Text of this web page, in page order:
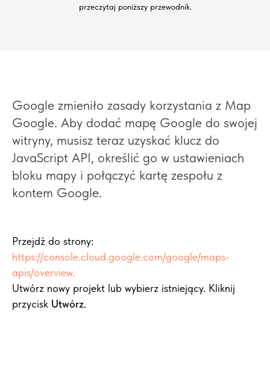
przeczytaj poniższy przewodnik.
Google zmieniło zasady korzystania z Map
Google. Aby dodać mapę Google do swojej
witryny, musisz teraz uzyskać klucz do
JavaScript API, określić go w ustawieniach
bloku mapy i połączyć kartę zespołu z
kontem Google.
Przejdź do strony:
https://console.cloud.google.com/google/maps-
apis/overview.
Utwórz nowy projekt lub wybierz istniejący. Kliknij
przycisk Utwórz.